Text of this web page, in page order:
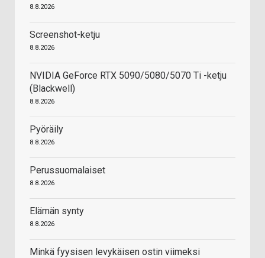
8.8.2026
Screenshot-ketju
8.8.2026
NVIDIA GeForce RTX 5090/5080/5070 Ti -ketju
(Blackwell)
8.8.2026
Pyöräily
8.8.2026
Perussuomalaiset
8.8.2026
Elämän synty
8.8.2026
Minkä fyysisen levykäisen ostin viimeksi